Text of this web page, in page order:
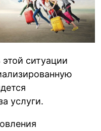
ситуации
услуги.